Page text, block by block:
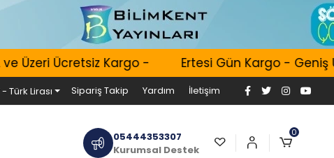
Üzeri Ücretsiz Kargo - Ertesi Gün Kargo - Geniş
- Türk Lirası Sipariş Takip Yardım İletişim
05444353307
Kurumsal Destek
0